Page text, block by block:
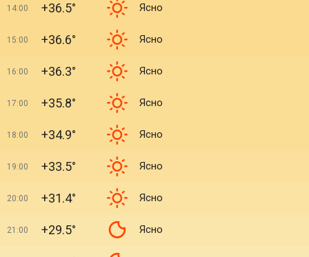
14:00 +36.5° Ясно
15:00 +36.6° Ясно
16:00 +36.3° Ясно
17:00 +35.8° Ясно
18:00 +34.9° Ясно
19:00 +33.5° Ясно
20:00 +31.4° Ясно
21:00 +29.5° Ясно